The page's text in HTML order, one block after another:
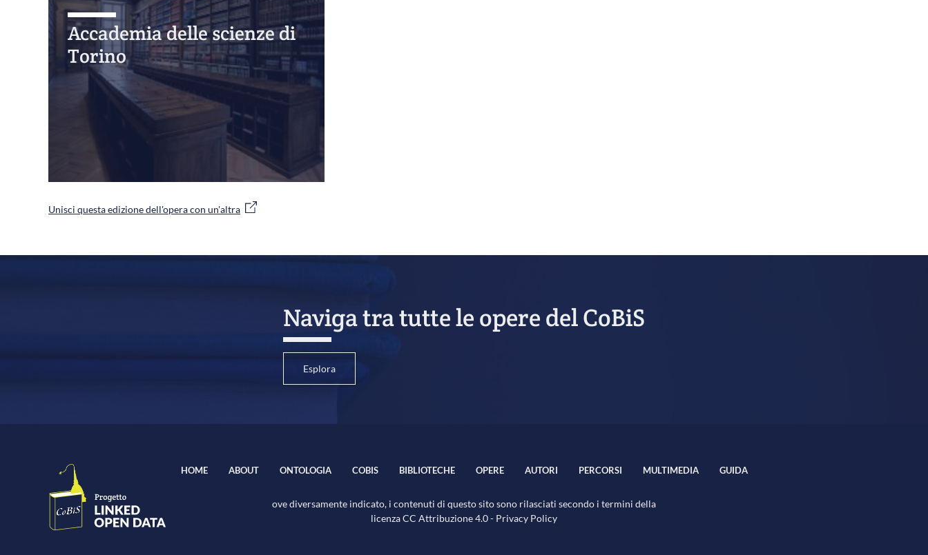
Accademia delle scienze di
Torino
Unisci questa edizione dell'opera con un'altra
Naviga tra tutte le opere del CoBiS
Esplora
HOME ABOUT ONTOLOGIA COBIS BIBLIOTECHE OPERE AUTORI PERCORSI MULTIMEDIA GUIDA
ove diversamente indicato, i contenuti di questo sito sono rilasciati secondo i termini della
licenzaCC Attribuzione 4.0- Privacy Policy